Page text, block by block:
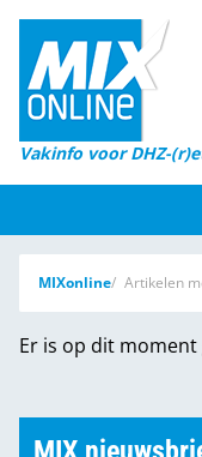
Vakinfo voor DHZ-
Home
Magazines
DHZ Sessie
Marktcijfers
Word abonnee
MIXonline Artikelen
Er is op dit